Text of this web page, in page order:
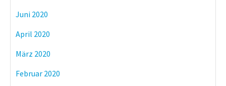
Juni 2020
April 2020
März 2020
Februar 2020